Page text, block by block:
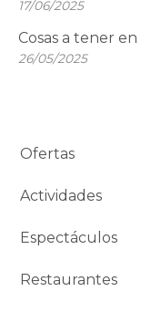
17/06/2025
Cosas a tener
26/05/2025
Ofertas
Actividades
Espectáculos
Restaurantes